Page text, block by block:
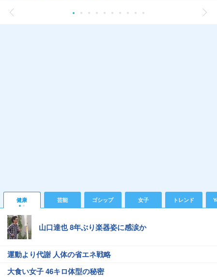
健康 芸能 ゴシップ 女子 トレンド
山口達也 8年ぶり楽器姿に感涙か
運動より代謝 人体の省エネ戦略
大食い女子 46キロ体型の秘密